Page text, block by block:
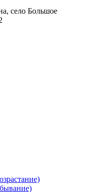
село Большое